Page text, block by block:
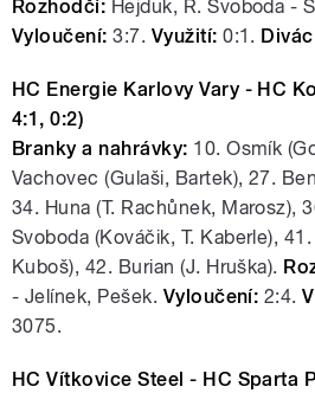
Rozhodčí: Hejduk, R. Svoboda -
Vyloučení: 3:7. Využití: 0:1.
HC Energie Karlovy Vary - HC
4:1, 0:2)
Branky a nahrávky: 10. Osmík
Vachovec (Gulaši, Bartek), 27.
34. Huna (T. Rachůnek, Marosz),
Svoboda (Kováčik, T. Kaberle),
Kuboš), 42. Burian (J. Hruška).
- Jelínek, Pešek. Vyloučení: 2:4.
3075.
HC Vítkovice Steel - HC Sparta